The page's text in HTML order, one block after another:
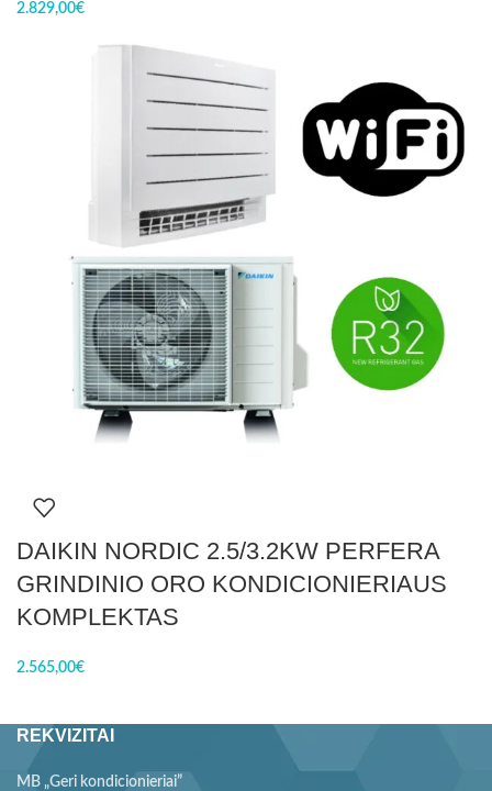
2.829,00€
DAIKIN NORDIC 2.5/3.2KW PERFERA
GRINDINIO ORO KONDICIONIERIAUS
KOMPLEKTAS
2.565,00€
REKVIZITAI
MB „Geri kondicionieriai”